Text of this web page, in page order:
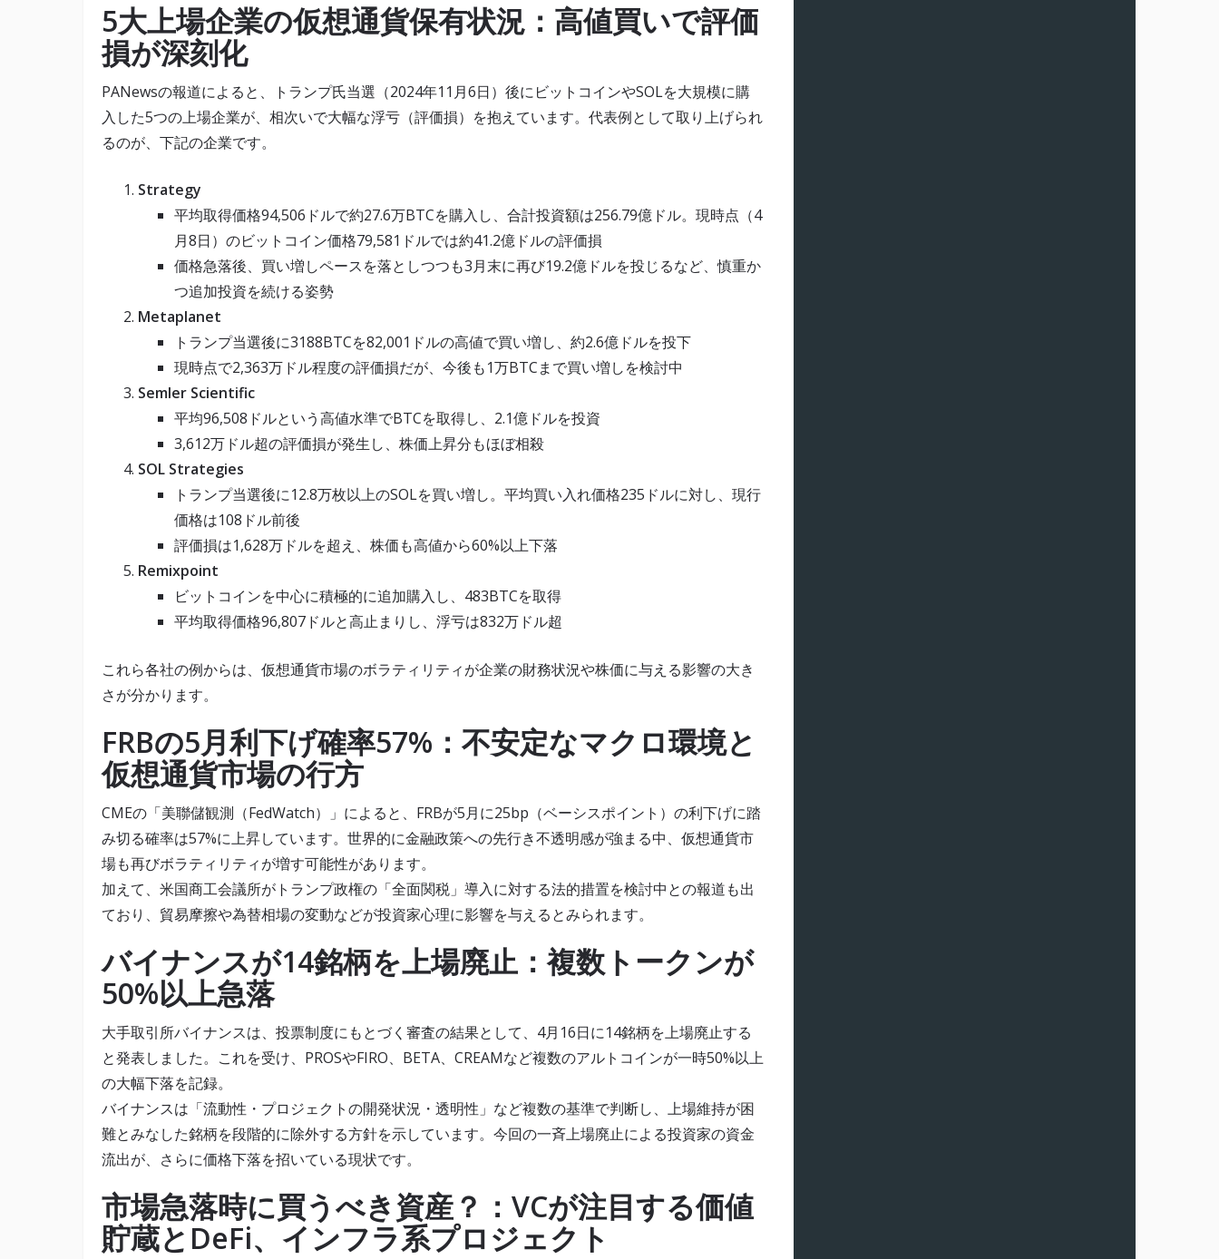
5大上場企業の仮想通貨保有状況：高値買いで評価
損が深刻化
PANewsの報道によると、トランプ氏当選（2024年11月6日）後にビットコインやSOLを大規模に購
入した5つの上場企業が、相次いで大幅な浮亏（評価損）を抱えています。代表例として取り上げられ
るのが、下記の企業です。
Strategy
平均取得価格94,506ドルで約27.6万BTCを購入し、合計投資額は256.79億ドル。現時点（4
月8日）のビットコイン価格79,581ドルでは約41.2億ドルの評価損
価格急落後、買い増しペースを落としつつも3月末に再び19.2億ドルを投じるなど、慎重か
つ追加投資を続ける姿勢
Metaplanet
トランプ当選後に3188BTCを82,001ドルの高値で買い増し、約2.6億ドルを投下
現時点で2,363万ドル程度の評価損だが、今後も1万BTCまで買い増しを検討中
Semler Scientific
平均96,508ドルという高値水準でBTCを取得し、2.1億ドルを投資
3,612万ドル超の評価損が発生し、株価上昇分もほぼ相殺
SOL Strategies
トランプ当選後に12.8万枚以上のSOLを買い増し。平均買い入れ価格235ドルに対し、現行
価格は108ドル前後
評価損は1,628万ドルを超え、株価も高値から60%以上下落
Remixpoint
ビットコインを中心に積極的に追加購入し、483BTCを取得
平均取得価格96,807ドルと高止まりし、浮亏は832万ドル超
これら各社の例からは、仮想通貨市場のボラティリティが企業の財務状況や株価に与える影響の大き
さが分かります。
FRBの5月利下げ確率57%：不安定なマクロ環境と
仮想通貨市場の行方
CMEの「美聯儲観測（FedWatch）」によると、FRBが5月に25bp（ベーシスポイント）の利下げに踏
み切る確率は57%に上昇しています。世界的に金融政策への先行き不透明感が強まる中、仮想通貨市
場も再びボラティリティが増す可能性があります。
加えて、米国商工会議所がトランプ政権の「全面関税」導入に対する法的措置を検討中との報道も出
ており、貿易摩擦や為替相場の変動などが投資家心理に影響を与えるとみられます。
バイナンスが14銘柄を上場廃止：複数トークンが
50%以上急落
大手取引所バイナンスは、投票制度にもとづく審査の結果として、4月16日に14銘柄を上場廃止する
と発表しました。これを受け、PROSやFIRO、BETA、CREAMなど複数のアルトコインが一時50%以上
の大幅下落を記録。
バイナンスは「流動性・プロジェクトの開発状況・透明性」など複数の基準で判断し、上場維持が困
難とみなした銘柄を段階的に除外する方針を示しています。今回の一斉上場廃止による投資家の資金
流出が、さらに価格下落を招いている現状です。
市場急落時に買うべき資産？：VCが注目する価値
貯蔵とDeFi、インフラ系プロジェクト